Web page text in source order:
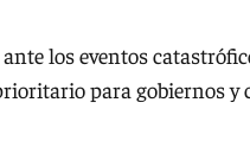
los eventos
para gobiernos y